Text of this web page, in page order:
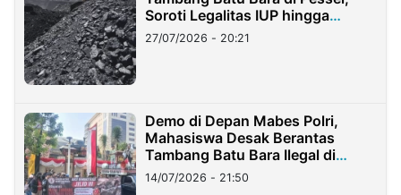
Soroti Legalitas IUP hingga
Stockpile
27/07/2026 - 20:21
Demo di Depan Mabes Polri,
Mahasiswa Desak Berantas
Tambang Batu Bara Ilegal di
Lampung
14/07/2026 - 21:50